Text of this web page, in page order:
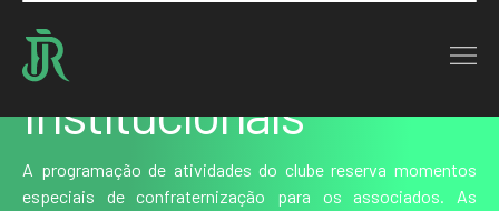
Home : Serviços
Institucionais
A programação de atividades do clube reserva momentos
especiais de confraternização para os associados. As